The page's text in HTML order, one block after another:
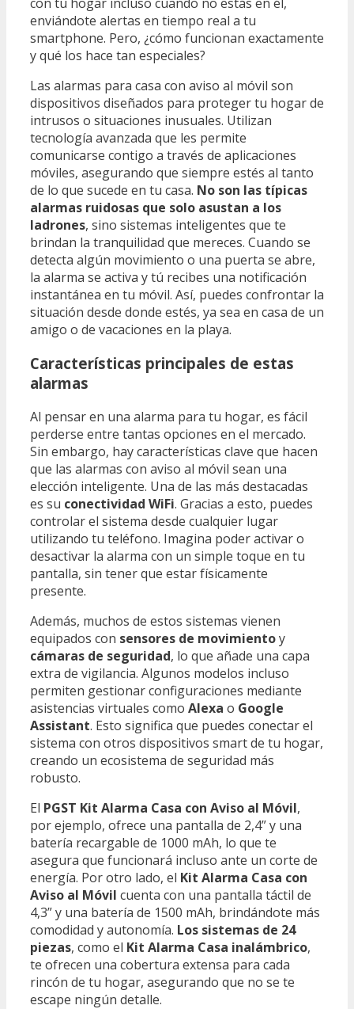
enviándote alertas en tiempo real a tu
smartphone. Pero, ¿cómo funcionan exactamente
y qué los hace tan especiales?
Las alarmas para casa con aviso al móvil son
dispositivos diseñados para proteger tu hogar de
intrusos o situaciones inusuales. Utilizan
tecnología avanzada que les permite
comunicarse contigo a través de aplicaciones
móviles, asegurando que siempre estés al tanto
de lo que sucede en tu casa. No son las típicas
alarmas ruidosas que solo asustan a los
ladrones, sino sistemas inteligentes que te
brindan la tranquilidad que mereces. Cuando se
detecta algún movimiento o una puerta se abre,
la alarma se activa y tú recibes una notificación
instantánea en tu móvil. Así, puedes confrontar la
situación desde donde estés, ya sea en casa de un
amigo o de vacaciones en la playa.
Características principales de estas
alarmas
Al pensar en una alarma para tu hogar, es fácil
perderse entre tantas opciones en el mercado.
Sin embargo, hay características clave que hacen
que las alarmas con aviso al móvil sean una
elección inteligente. Una de las más destacadas
es su conectividad WiFi. Gracias a esto, puedes
controlar el sistema desde cualquier lugar
utilizando tu teléfono. Imagina poder activar o
desactivar la alarma con un simple toque en tu
pantalla, sin tener que estar físicamente
presente.
Además, muchos de estos sistemas vienen
equipados con sensores de movimientoy
cámaras de seguridad, lo que añade una capa
extra de vigilancia. Algunos modelos incluso
permiten gestionar configuraciones mediante
asistencias virtuales como Alexa o Google
Assistant. Esto significa que puedes conectar el
sistema con otros dispositivos smart de tu hogar,
creando un ecosistema de seguridad más
robusto.
El PGST Kit Alarma Casa con Aviso al Móvil,
por ejemplo, ofrece una pantalla de 2,4” y una
batería recargable de 1000 mAh, lo que te
asegura que funcionará incluso ante un corte de
energía. Por otro lado, el Kit Alarma Casa con
Aviso al Móvil cuenta con una pantalla táctil de
4,3” y una batería de 1500 mAh, brindándote más
comodidad y autonomía. Los sistemas de 24
piezas, como el Kit Alarma Casa inalámbrico,
te ofrecen una cobertura extensa para cada
rincón de tu hogar, asegurando que no se te
escape ningún detalle.